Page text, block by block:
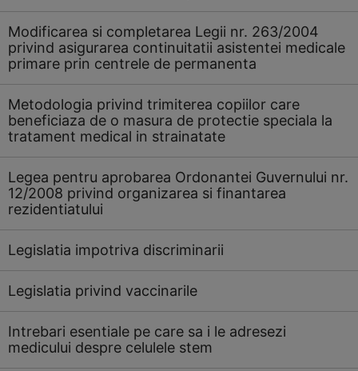
Modificarea si completarea Legii nr. 263/2004
privind asigurarea continuitatii asistentei medicale
primare prin centrele de permanenta
Metodologia privind trimiterea copiilor care
beneficiaza de o masura de protectie speciala la
tratament medical in strainatate
Legea pentru aprobarea Ordonantei Guvernului nr.
12/2008 privind organizarea si finantarea
rezidentiatului
Legislatia impotriva discriminarii
Legislatia privind vaccinarile
Intrebari esentiale pe care sa i le adresezi
medicului despre celulele stem